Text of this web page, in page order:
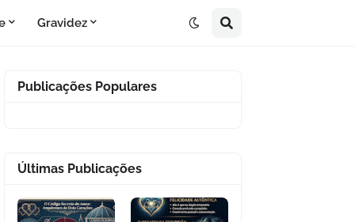
Gravidez
Publicações Populares
Últimas Publicações